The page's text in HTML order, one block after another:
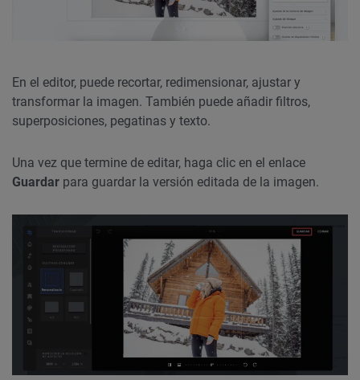
En el editor, puede recortar, redimensionar, ajustar y
transformar la imagen. También puede añadir filtros,
superposiciones, pegatinas y texto.
Una vez que termine de editar, haga clic en el enlace
Guardar para guardar la versión editada de la imagen.